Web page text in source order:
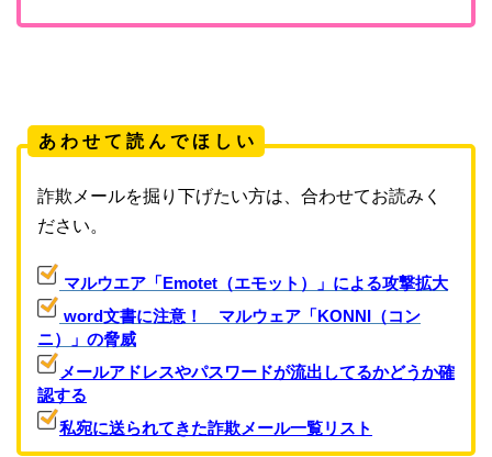
あ わ せ て 読 ん で ほ し い
詐欺メールを掘り下げたい方は、合わせてお読みく
ださい。
マルウエア「Emotet（エモット）」による攻撃拡大
word文書に注意！ マルウェア「KONNI（コン
ニ）」の脅威
メールアドレスやパスワードが流出してるかどうか確
認する
私宛に送られてきた詐欺メール一覧リスト